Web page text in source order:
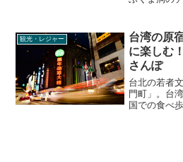
に現地の魅
情報満載で
観光・レジャー
台湾の原
に楽しむ
さんぽ
台北の若者
門町」。台
国での食べ